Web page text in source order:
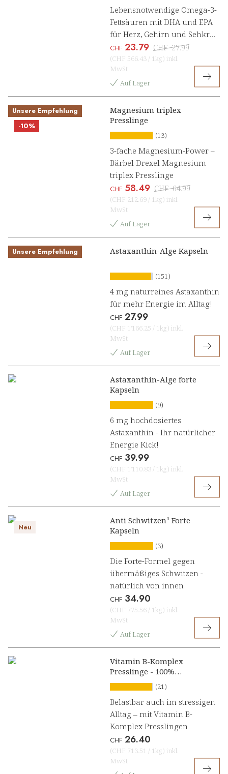
Lebensnotwendige Omega-3-
Fettsäuren mit DHA und EPA
für Herz, Gehirn und Sehkraft
[1, 2]
CHF 23.79 CHF 27.99
(CHF 566.43 / 1kg) inkl.
MwSt
Auf Lager
Unsere Empfehlung
-10%
Magnesium triplex
Presslinge
(13)
3-fache Magnesium-Power –
Bärbel Drexel Magnesium
triplex Presslinge
CHF 58.49 CHF 64.99
(CHF 212.69 / 1kg) inkl.
MwSt
Auf Lager
Unsere Empfehlung Astaxanthin-Alge Kapseln
(151)
4 mg naturreines Astaxanthin
für mehr Energie im Alltag!
CHF 27.99
(CHF 1'166.25 / 1kg) inkl.
MwSt
Auf Lager
Astaxanthin-Alge forte
Kapseln
(9)
6 mg hochdosiertes
Astaxanthin - Ihr natürlicher
Energie Kick!
CHF 39.99
(CHF 1'110.83 / 1kg) inkl.
MwSt
Auf Lager
Neu
Anti Schwitzen¹ Forte
Kapseln
(3)
Die Forte-Formel gegen
übermäßiges Schwitzen -
natürlich von innen
CHF 34.90
(CHF 775.56 / 1kg) inkl.
MwSt
Auf Lager
Vitamin B-Komplex
Presslinge - 100%
natürlich
(21)
Belastbar auch im stressigen
Alltag – mit Vitamin B-
Komplex Presslingen
CHF 26.40
(CHF 713.51 / 1kg) inkl.
MwSt